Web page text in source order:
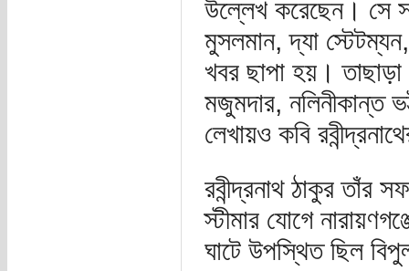
উল্লেখ করেছেন। সে
মুসলমান, দ্যা স্টেটম্যন,
খবর ছাপা হয়।
মজুমদার, নলিনীকান্ত
লেখায়ও কবি
রবীন্দ্রনাথ ঠাকুর তাঁর
স্টীমার যোগে
ঘাটে উপস্থিত ছিল